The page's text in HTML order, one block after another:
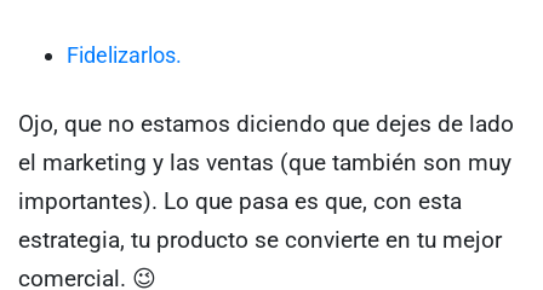
Fidelizarlos.
Ojo, que no estamos diciendo que dejes de lado
el marketing y las ventas (que también son muy
importantes). Lo que pasa es que, con esta
estrategia, tu producto se convierte en tu mejor
comercial. 😉